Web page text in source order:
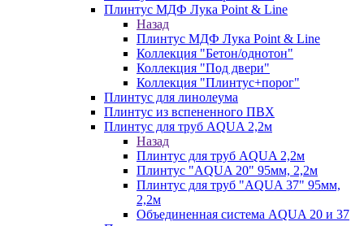
Плинтус МДФ Лука Point & Line
Назад
Плинтус МДФ Лука Point & Line
Коллекция "Бетон/однотон"
Коллекция "Под двери"
Коллекция "Плинтус+порог"
Плинтус для линолеума
Плинтус из вспененного ПВХ
Плинтус для труб AQUA 2,2м
Назад
Плинтус для труб AQUA 2,2м
Плинтус "AQUA 20" 95мм, 2,2м
Плинтус для труб "AQUA 37" 95мм,
2,2м
Объединенная система AQUA 20 и 37